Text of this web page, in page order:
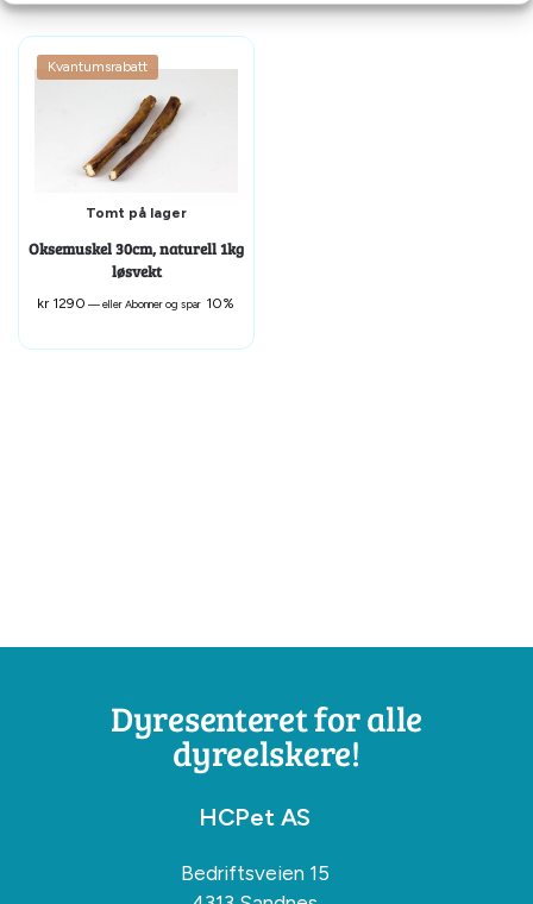
Kvantumsrabatt
Tomt på lager
Oksemuskel 30cm, naturell 1kg
løsvekt
kr 1290 —eller Abonner og spar 10%
Dyresenteret for alle
dyreelskere!
HCPet AS
Bedriftsveien 15